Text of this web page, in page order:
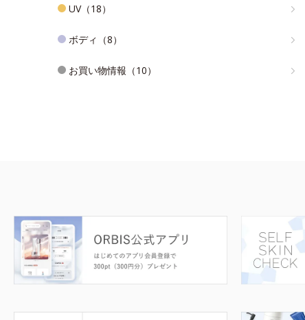
UV（18）
ボディ（8）
お買い物情報（10）